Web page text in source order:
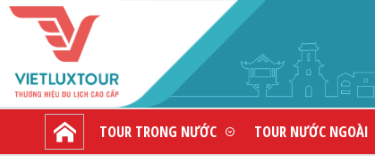
TOUR TRONG NƯỚC TOUR NƯỚC NGOÀI